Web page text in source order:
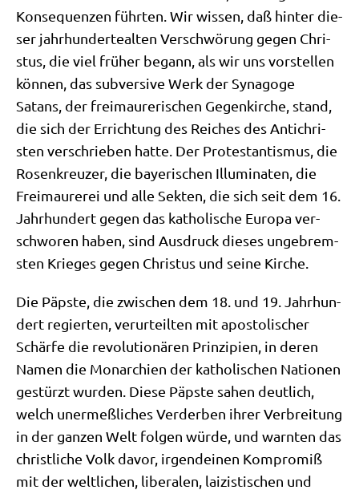
Kon­se­quen­zen führ­ten. Wir wis­sen, daß hin­ter die­
ser jahr­hun­der­te­al­ten Ver­schwö­rung gegen Chri­
stus, die viel frü­her begann, als wir uns vor­stel­len
kön­nen, das sub­ver­si­ve Werk der Syn­ago­ge
Satans, der frei­mau­re­ri­schen Gegen­kir­che, stand,
die sich der Errich­tung des Rei­ches des Anti­chri­
sten ver­schrie­ben hat­te. Der Pro­te­stan­tis­mus, die
Rosen­kreu­zer, die baye­ri­schen Illu­mi­na­ten, die
Frei­mau­re­rei und alle Sek­ten, die sich seit dem 16.
Jahr­hun­dert gegen das katho­li­sche Euro­pa ver­
schwo­ren haben, sind Aus­druck die­ses unge­brem­
sten Krie­ges gegen Chri­stus und sei­ne Kirche.
Die Päp­ste, die zwi­schen dem 18. und 19. Jahr­hun­
dert regier­ten, ver­ur­teil­ten mit apo­sto­li­scher
Schär­fe die revo­lu­tio­nä­ren Prin­zi­pi­en, in deren
Namen die Mon­ar­chien der katho­li­schen Natio­nen
gestürzt wur­den. Die­se Päp­ste sahen deut­lich,
welch uner­meß­li­ches Ver­der­ben ihrer Ver­brei­tung
in der gan­zen Welt fol­gen wür­de, und warn­ten das
christ­li­che Volk davor, irgend­ei­nen Kom­pro­miß
mit der welt­li­chen, libe­ra­len, lai­zi­sti­schen und